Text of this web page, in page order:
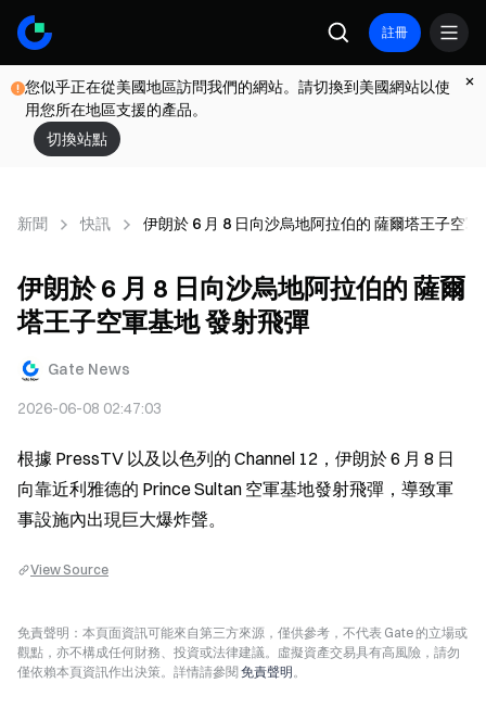
註冊
您似乎正在從美國地區訪問我們的網站。請切換到美國網站以使
用您所在地區支援的產品。
切換站點
新聞 快訊 伊朗於 6 月 8 日向沙烏地阿拉伯的 薩爾塔王子空軍
伊朗於 6 月 8 日向沙烏地阿拉伯的 薩爾
塔王子空軍基地 發射飛彈
Gate News
2026-06-08 02:47:03
根據 PressTV 以及以色列的 Channel 12，伊朗於 6 月 8 日
向靠近利雅德的 Prince Sultan 空軍基地發射飛彈，導致軍
事設施內出現巨大爆炸聲。
View Source
免責聲明：本頁面資訊可能來自第三方來源，僅供參考，不代表 Gate 的立場或
觀點，亦不構成任何財務、投資或法律建議。虛擬資產交易具有高風險，請勿
僅依賴本頁資訊作出決策。詳情請參閱 免責聲明。